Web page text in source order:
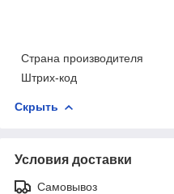
Страна производителя
Штрих-код
Скрыть
Условия доставки
Самовывоз